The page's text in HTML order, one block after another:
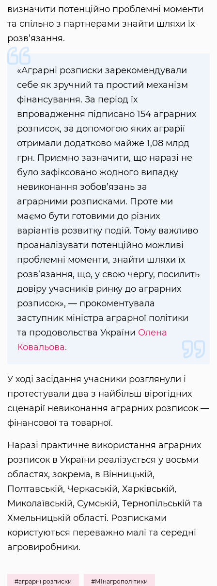
визначити потенційно проблемні моменти
та спільно з партнерами знайти шляхи їх
розв’язання.
«Аграрні розписки зарекомендували
себе як зручний та простий механізм
фінансування. За період їх
впровадження підписано 154 аграрних
розписок, за допомогою яких аграрії
отримали додатково майже 1,08 млрд
грн. Приємно зазначити, що наразі не
було зафіксовано жодного випадку
невиконання зобов’язань за
аграрними розписками. Проте ми
маємо бути готовими до різних
варіантів розвитку подій. Тому важливо
проаналізувати потенційно можливі
проблемні моменти, знайти шляхи їх
розв’язання, що, у свою чергу, посилить
довіру учасників ринку до аграрних
розписок», — прокоментувала
заступник міністра аграрної політики
та продовольства України Олена
Ковальова.
У ході засідання учасники розглянули і
протестували два з найбільш вірогідних
сценарії невиконання аграрних розписок —
фінансової та товарної.
Наразі практичне використання аграрних
розписок в України реалізується у восьми
областях, зокрема, в Вінницькій,
Полтавській, Черкаській, Харківській,
Миколаївській, Сумській, Тернопільській та
Хмельницькій області. Розписками
користуються переважно малі та середні
агровиробники.
#аграрні розписки #МІнагрополітики